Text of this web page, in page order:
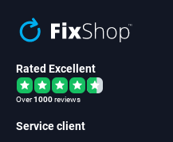
Rated Excellent
Over1000reviews
Service client